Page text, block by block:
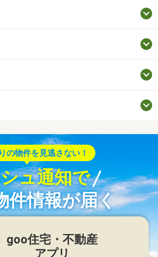
の物件を見逃さない！
ュ通知で
件情報が届く
goo住宅・不動産
アプリ